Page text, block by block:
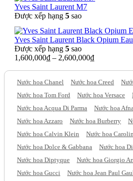
Yves Saint Laurent M7
Được xếp hạng 5 sao
Yves Saint Laurent Black Opium
Được xếp hạng 5 sao
1,600,000₫ – 2,600,000₫
Nước hoa Chanel Nước hoa Creed
Nước hoa Tom Ford
Nước hoa Versace
Nước hoa Acqua Di Parma
Nước hoa
Nước hoa Azzaro
Nước hoa Burberry
Nước hoa Calvin Klein
Nước hoa
Nước hoa Dolce & Gabbana
Nước hoa
Nước hoa Diptyque
Nước hoa Giorgio
Nước hoa Gucci
Nước hoa Jean Paul